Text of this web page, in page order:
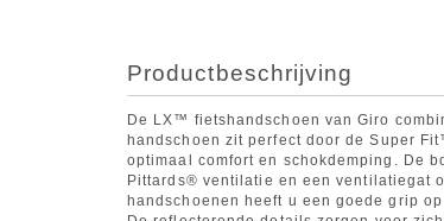
Productbeschrijving
De LX™ fietshandschoen van Giro
handschoen zit perfect door de Super
optimaal comfort en schokdemping. De
Pittards® ventilatie en een ventilatiegat
handschoenen heeft u een goede grip